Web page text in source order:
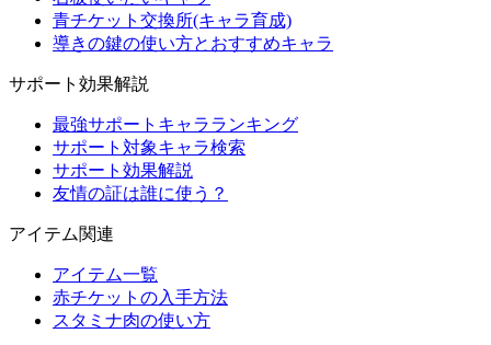
青チケット交換所(キャラ育成)
導きの鍵の使い方とおすすめキャラ
サポート効果解説
最強サポートキャラランキング
サポート対象キャラ検索
サポート効果解説
友情の証は誰に使う？
アイテム関連
アイテム一覧
赤チケットの入手方法
スタミナ肉の使い方